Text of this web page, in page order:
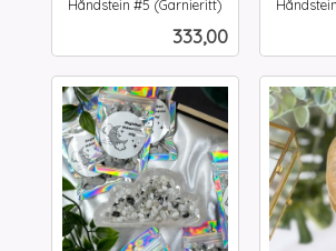
Håndstein #5 (Garnieritt)
Pris
333,00